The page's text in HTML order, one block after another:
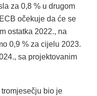
za 0,8 % u drugom
očekuje da će se
ostatka 2022., na
0,9 % za cijelu 2023.
sa projektovanim
bio je